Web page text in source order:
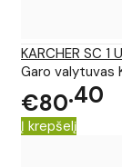
KARCHER SC
Garo valytuvas
€80 40
Į krepšelį